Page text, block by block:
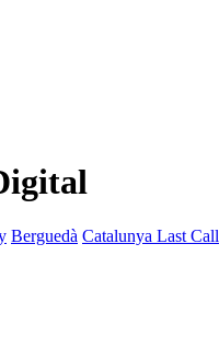
Berguedà Catalunya Last Call